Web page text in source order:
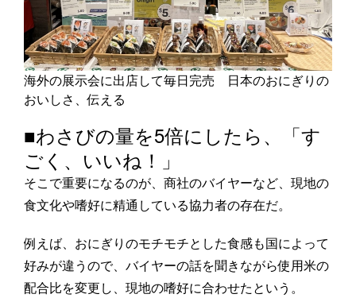
海外の展示会に出店して毎日完売 日本のおにぎりの
おいしさ、伝える
■わさびの量を5倍にしたら、「す
ごく、いいね！」
そこで重要になるのが、商社のバイヤーなど、現地の
食文化や嗜好に精通している協力者の存在だ。
例えば、おにぎりのモチモチとした食感も国によって
好みが違うので、バイヤーの話を聞きながら使用米の
配合比を変更し、現地の嗜好に合わせたという。